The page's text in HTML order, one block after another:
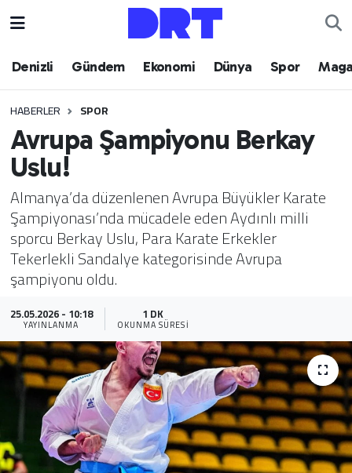
Denizli Gündem Ekonomi Dünya Spor
HABERLER SPOR
Avrupa Şampiyonu Berkay
Uslu!
Almanya’da düzenlenen Avrupa Büyükler Karate
Şampiyonası’nda mücadele eden Aydınlı milli
sporcu Berkay Uslu, Para Karate Erkekler
Tekerlekli Sandalye kategorisinde Avrupa
şampiyonu oldu.
25.05.2026 - 10:18
YAYINLANMA
1 DK
OKUNMA SÜRESI
Denizli
Ekonomi
Dünya
Spor
Magazin
Yaşam
Sağlık
Yazarlar
Resmi İlan
Hava Durumu
Puan Durumu ve Fikstür
Tüm Manşetler
Son Dakika Haberleri
Haber Arşivi